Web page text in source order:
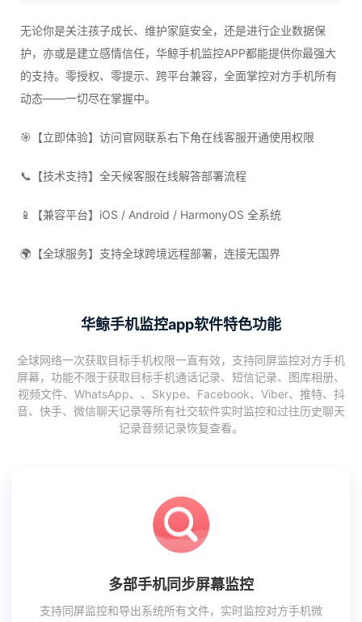
无论你是关注孩子成长、维护家庭安全，还是进行企业数据保
护，亦或是建立感情信任，华鲸手机监控APP都能提供你最强大
的支持。零授权、零提示、跨平台兼容，全面掌控对方手机所有
动态——一切尽在掌握中。
🎯【立即体验】访问官网联系右下角在线客服开通使用权限
📞【技术支持】全天候客服在线解答部署流程
📱【兼容平台】iOS / Android / HarmonyOS 全系统
🌍【全球服务】支持全球跨境远程部署，连接无国界
华鲸手机监控app软件特色功能
全球网络一次获取目标手机权限一直有效，支持同屏监控对方手机
屏幕，功能不限于获取目标手机通话记录、短信记录、图库相册、
视频文件、WhatsApp、、Skype、Facebook、Viber、推特、抖
音、快手、微信聊天记录等所有社交软件实时监控和过往历史聊天
记录音频记录恢复查看。
多部手机同步屏幕监控
支持同屏监控和导出系统所有文件，实时监控对方手机微